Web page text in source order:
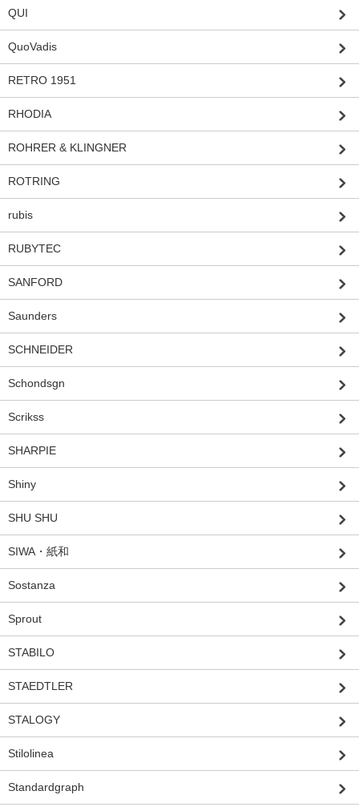
QUI
QuoVadis
RETRO 1951
RHODIA
ROHRER & KLINGNER
ROTRING
rubis
RUBYTEC
SANFORD
Saunders
SCHNEIDER
Schondsgn
Scrikss
SHARPIE
Shiny
SHU SHU
SIWA・紙和
Sostanza
Sprout
STABILO
STAEDTLER
STALOGY
Stilolinea
Standardgraph